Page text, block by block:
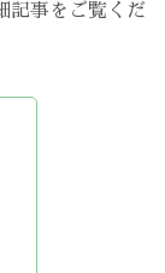
記事をご覧くだ